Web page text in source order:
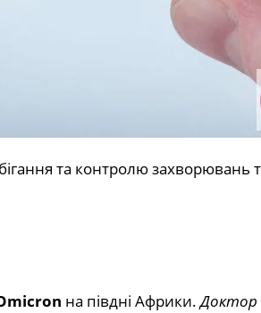
та контролю захворювань
на півдні Африки.Доктор